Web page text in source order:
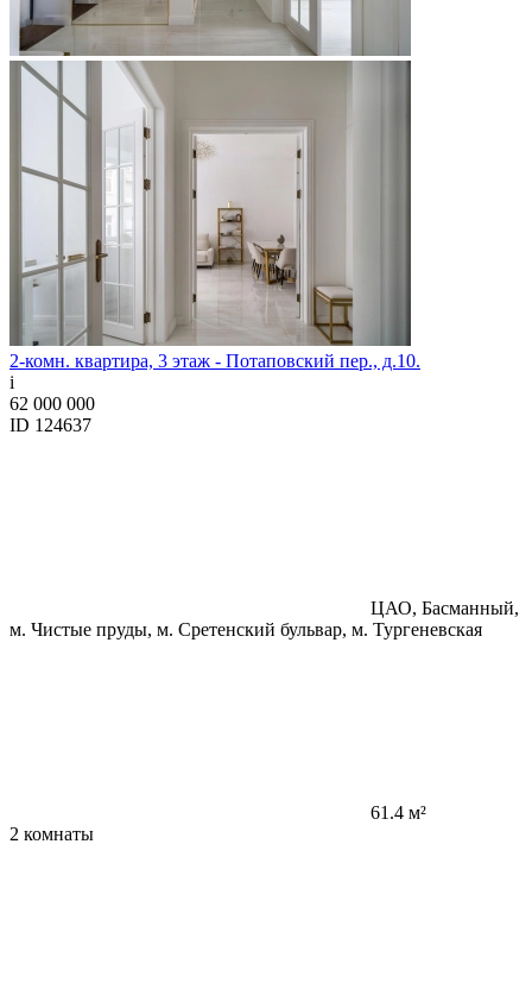
2-комн. квартира, 3 этаж - Потаповский пер., д.10.
i
62 000 000
ID 124637
ЦАО, Басманный,
м. Чистые пруды, м. Сретенский бульвар, м. Тургеневская
61.4 м²
2 комнаты